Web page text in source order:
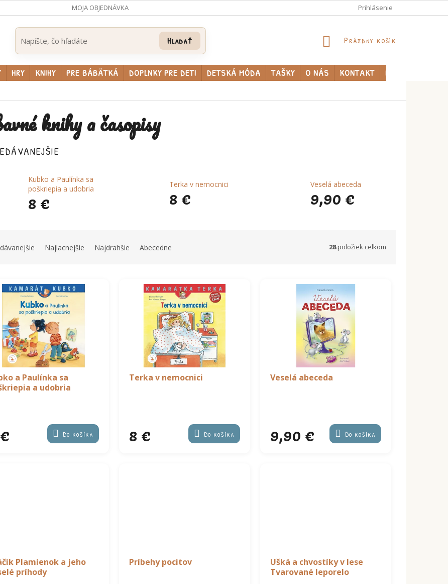
MOJA OBJEDNÁVKA Prihlásenie
Hľadať
NÁKUPNÝ
Prázdny košík
HRY KNIHY PRE BÁBÄTKÁ DOPLNKY PRE DETI DETSKÁ MÓDA TAŠKY O NÁS KONTAKT PREDÁVANÉ
knihy a časopisy
Kubko a Paulínka sa
poškriepia a udobria
8 €
Terka v nemocnici
8 € Veselá abeceda
9,90 €
Najlacnejšie Najdrahšie Abecedne 28položiek celkom
a Paulínka sa
a udobria
Do košíka
Terka v nemocnici
8 € Do košíka
Veselá abeceda
9,90 € Do košíka
Plamienok a jeho
príhody
Príbehy pocitov
Ušká a chvostíky v lese
Tvarované leporelo